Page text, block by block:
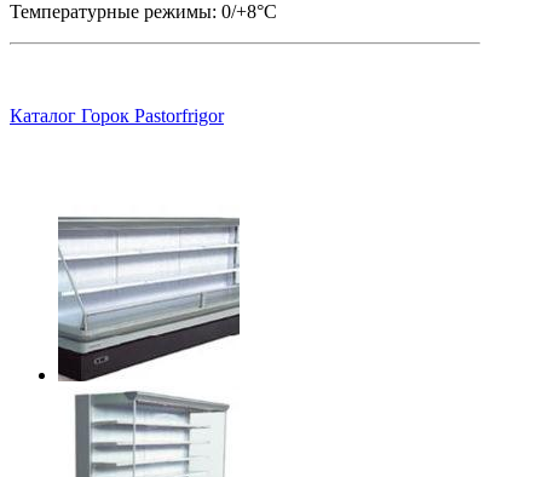
Температурные режимы: 0/+8°C
Каталог Горок Pastorfrigor